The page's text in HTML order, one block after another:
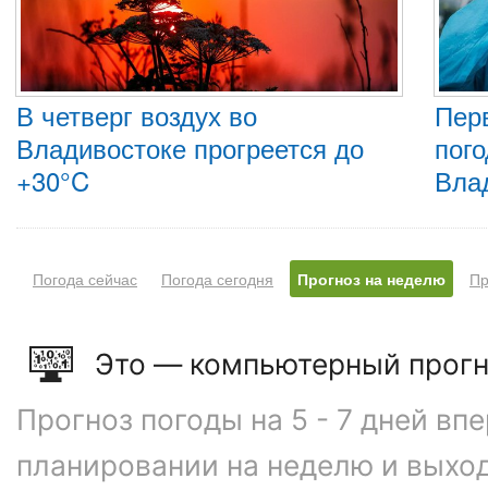
В четверг воздух во
Владивостоке прогреется до
+30°C
Погода сейчас Погода сегодня Прогноз на неделю
Это — компьютерный
Прогноз погоды на 5 - 7 дней
планировании на неделю и